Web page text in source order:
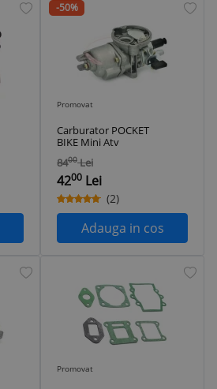
-50%
Promovat
Carburator POCKET
BIKE Mini Atv
8400 Lei
4200 Lei
(2)
Adauga in cos
Promovat